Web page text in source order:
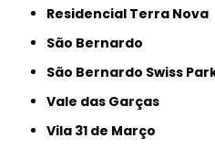
Residencial Terra Nova
São Bernardo
São Bernardo Swiss
Vale das Garças
Vila 31 de Março